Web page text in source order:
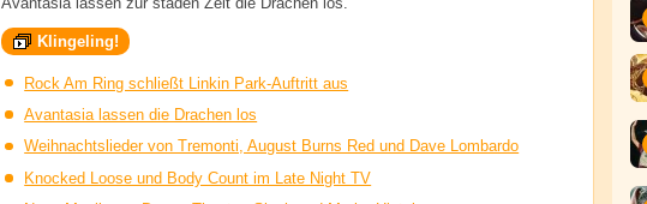
Klingeling!
Rock Am Ring schließt Linkin Park-Auftritt aus
Avantasia lassen die Drachen los
Weihnachtslieder von Tremonti, August Burns Red und Dave Lombardo
Knocked Loose und Body Count im Late Night TV